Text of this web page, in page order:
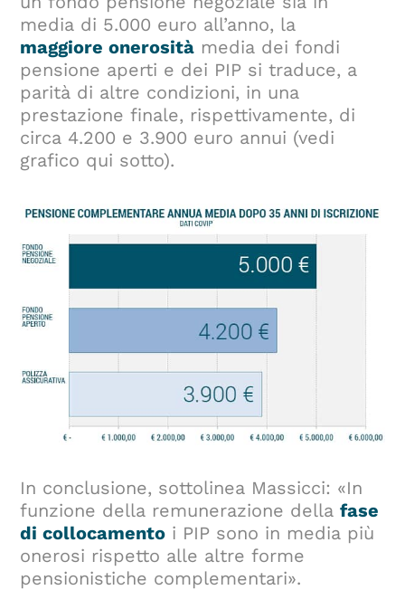
media di 5.000 euro all’anno, la
maggiore onerosità media dei fondi
pensione aperti e dei PIP si traduce, a
parità di altre condizioni, in una
prestazione finale, rispettivamente, di
circa 4.200 e 3.900 euro annui (vedi
grafico qui sotto).
In conclusione, sottolinea Massicci: «In
funzione della remunerazione dellafase
di collocamento i PIP sono in media più
onerosi rispetto alle altre forme
pensionistiche complementari».